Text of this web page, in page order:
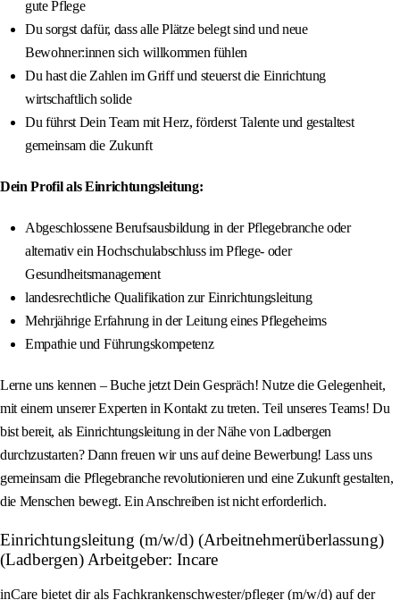
gute Pflege
Du sorgst dafür, dass alle Plätze belegt sind und neue
Bewohner:innen sich willkommen fühlen
Du hast die Zahlen im Griff und steuerst die Einrichtung
wirtschaftlich solide
Du führst Dein Team mit Herz, förderst Talente und gestaltest
gemeinsam die Zukunft
Dein Profil als Einrichtungsleitung:
Abgeschlossene Berufsausbildung in der Pflegebranche oder
alternativ ein Hochschulabschluss im Pflege- oder
Gesundheitsmanagement
landesrechtliche Qualifikation zur Einrichtungsleitung
Mehrjährige Erfahrung in der Leitung eines Pflegeheims
Empathie und Führungskompetenz
Lerne uns kennen – Buche jetzt Dein Gespräch! Nutze die Gelegenheit,
mit einem unserer Experten in Kontakt zu treten. Teil unseres Teams! Du
bist bereit, als Einrichtungsleitung in der Nähe von Ladbergen
durchzustarten? Dann freuen wir uns auf deine Bewerbung! Lass uns
gemeinsam die Pflegebranche revolutionieren und eine Zukunft gestalten,
die Menschen bewegt. Ein Anschreiben ist nicht erforderlich.
Einrichtungsleitung (m/w/d) (Arbeitnehmerüberlassung)
(Ladbergen) Arbeitgeber: Incare
inCare bietet dir als Fachkrankenschwester/pfleger (m/w/d) auf der